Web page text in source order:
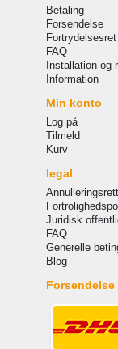
Betaling
Forsendelse
Fortrydelsesret
FAQ
Installation og
Information
Min konto
Log på
Tilmeld
Kurv
legal
Juridisk
FAQ
Generelle
Blog
Forsendelse